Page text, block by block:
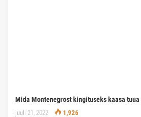
Mida Montenegrost kingituseks kaasa
juuli 21, 2022 1,926